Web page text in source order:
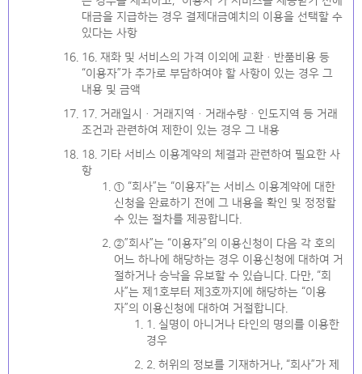
대금을 지급하는 경우 결제대금예치의 이용을 선택할 수
있다는 사항
16. 재화 및 서비스의 가격 이외에 교환ㆍ반품비용 등
“이용자”가 추가로 부담하여야 할 사항이 있는 경우 그
내용 및 금액
17. 거래일시ㆍ거래지역ㆍ거래수량ㆍ인도지역 등 거래
조건과 관련하여 제한이 있는 경우 그 내용
18. 기타 서비스 이용계약의 체결과 관련하여 필요한 사
항
① “회사”는 “이용자”는 서비스 이용계약에 대한
신청을 완료하기 전에 그 내용을 확인 및 정정할
수 있는 절차를 제공합니다.
②”회사”는 “이용자”의 이용신청이 다음 각 호의
어느 하나에 해당하는 경우 이용신청에 대하여 거
절하거나 승낙을 유보할 수 있습니다. 다만, “회
사”는 제1호부터 제3호까지에 해당하는 “이용
자”의 이용신청에 대하여 거절합니다.
1. 실명이 아니거나 타인의 명의를 이용한
경우
2. 허위의 정보를 기재하거나, “회사”가 제